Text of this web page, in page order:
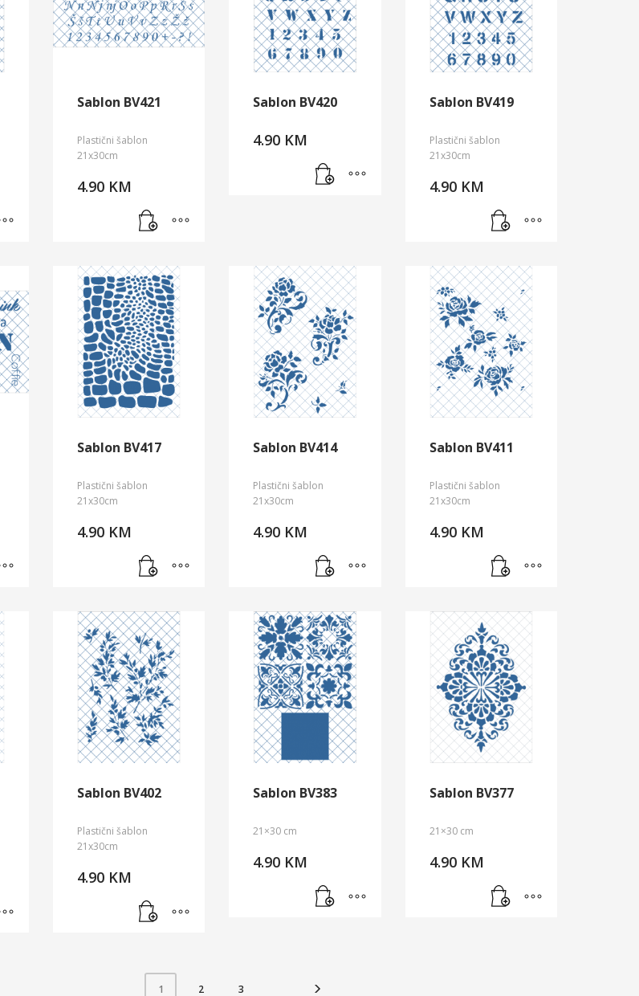
Sablon BV421
Plastični šablon
21x30cm
4.90 KM
Sablon BV420
4.90 KM
Sablon BV419
Plastični šablon
21x30cm
4.90 KM
Sablon BV417
Plastični šablon
21x30cm
4.90 KM
Sablon BV414
Plastični šablon
21x30cm
4.90 KM
Sablon BV411
Plastični šablon
21x30cm
4.90 KM
Sablon BV402
Plastični šablon
21x30cm
4.90 KM
Sablon BV383
21×30 cm
4.90 KM
Sablon BV377
21×30 cm
4.90 KM
1 2 3